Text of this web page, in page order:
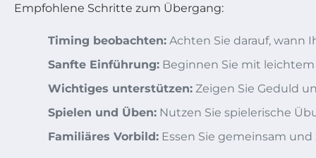
Empfohlene Schritte zum Übergang:
Timing beobachten: Achten Sie darauf, wann
Sanfte Einführung: Beginnen Sie mit
Wichtiges unterstützen: Zeigen Sie Geduld
Spielen und Üben: Nutzen Sie spielerische
Familiäres Vorbild: Essen Sie gemeinsam